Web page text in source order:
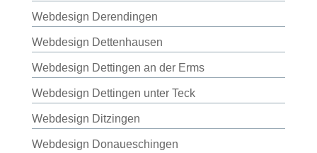
Webdesign Derendingen
Webdesign Dettenhausen
Webdesign Dettingen an der Erms
Webdesign Dettingen unter Teck
Webdesign Ditzingen
Webdesign Donaueschingen